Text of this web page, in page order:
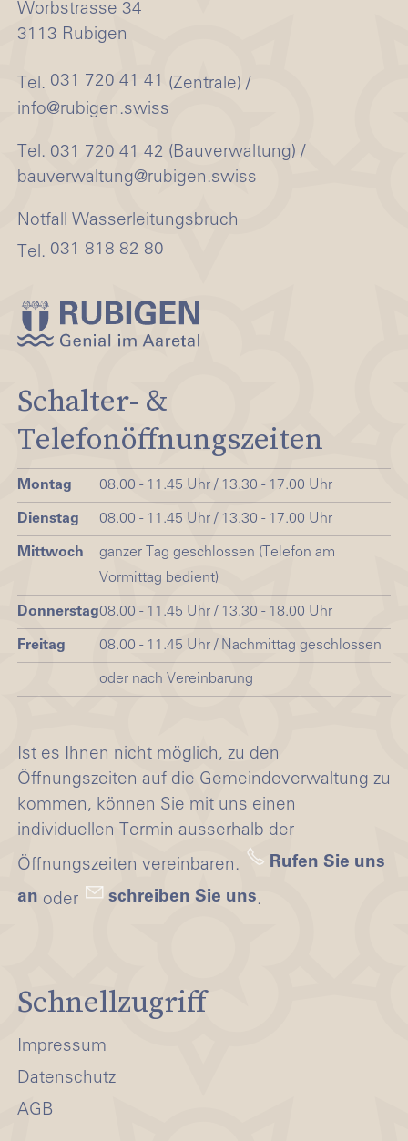
Worbstrasse 34
3113 Rubigen
Tel. 031 720 41 41 (Zentrale) /
info@rubigen.swiss
Tel. 031 720 41 42 (Bauverwaltung) /
bauverwaltung@rubigen.swiss
Notfall Wasserleitungsbruch
Tel. 031 818 82 80
Schalter- &
Telefonöffnungszeiten
Montag 08.00 - 11.45 Uhr / 13.30 - 17.00 Uhr
Dienstag 08.00 - 11.45 Uhr / 13.30 - 17.00 Uhr
Mittwoch
ganzer Tag geschlossen (Telefon am
Vormittag bedient)
Donnerstag08.00 - 11.45 Uhr / 13.30 - 18.00 Uhr
Freitag 08.00 - 11.45 Uhr / Nachmittag geschlossen
oder nach Vereinbarung
Ist es Ihnen nicht möglich, zu den
Öffnungszeiten auf die Gemeindeverwaltung zu
kommen, können Sie mit uns einen
individuellen Termin ausserhalb der
Öffnungszeiten vereinbaren.
Rufen Sie uns
an oder schreiben Sie uns.
Schnellzugriff
Impressum
Datenschutz
AGB